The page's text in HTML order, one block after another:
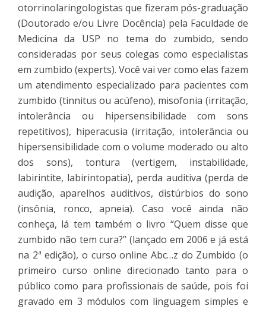
otorrinolaringologistas que fizeram pós-graduação
(Doutorado e/ou Livre Docência) pela Faculdade de
Medicina da USP no tema do zumbido, sendo
consideradas por seus colegas como especialistas
em zumbido (experts). Você vai ver como elas fazem
um atendimento especializado para pacientes com
zumbido (tinnitus ou acúfeno), misofonia (irritação,
intolerância ou hipersensibilidade com sons
repetitivos), hiperacusia (irritação, intolerância ou
hipersensibilidade com o volume moderado ou alto
dos sons), tontura (vertigem, instabilidade,
labirintite, labirintopatia), perda auditiva (perda de
audição, aparelhos auditivos, distúrbios do sono
(insônia, ronco, apneia). Caso você ainda não
conheça, lá tem também o livro “Quem disse que
zumbido não tem cura?” (lançado em 2006 e já está
na 2ª edição), o curso online Abc…z do Zumbido (o
primeiro curso online direcionado tanto para o
público como para profissionais de saúde, pois foi
gravado em 3 módulos com linguagem simples e